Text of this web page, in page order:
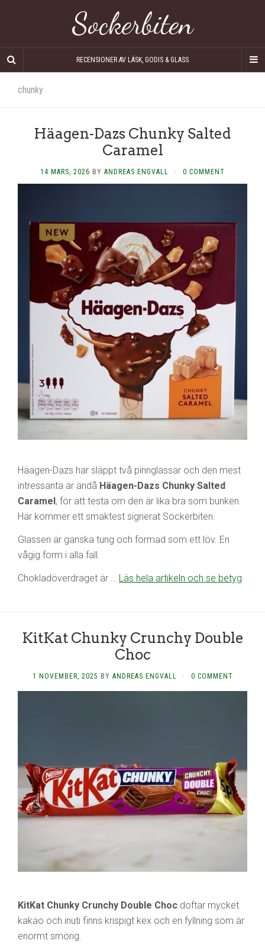
Sockerbiten
RECENSIONER AV LÄSK, GODIS & GLASS
chunky
Häagen-Dazs Chunky Salted
Caramel
14 MARS, 2026 BY ANDREAS ENGVALL · 0 COMMENT
Häagen-Dazs har släppt två pinnglassar och den mest
intressanta är ändå Häagen-Dazs Chunky Salted
Caramel, för att testa om den är lika bra som bunken.
Här kommer ett smaktest signerat Sockerbiten.
Glassen är ganska tung och formad som ett löv. En
vågig form i alla fall.
Chokladöverdraget är … Läs hela artikeln och se betyg
KitKat Chunky Crunchy Double
Choc
1 NOVEMBER, 2025 BY ANDREAS ENGVALL · 0 COMMENT
KitKat Chunky Crunchy Double Choc doftar mycket
kakao och inuti finns krispigt kex och en fyllning som är
enormt smörig.